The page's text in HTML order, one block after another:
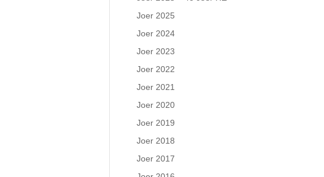
Joer 2025
Joer 2024
Joer 2023
Joer 2022
Joer 2021
Joer 2020
Joer 2019
Joer 2018
Joer 2017